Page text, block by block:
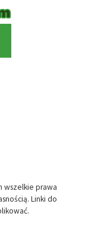
wszelkie prawa
Linki do